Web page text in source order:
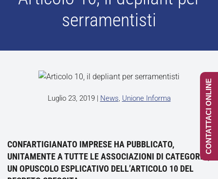
serramentisti
Luglio 23, 2019| News, Unione Informa
CONFARTIGIANATO IMPRESE HA PUBBLICATO,
UNITAMENTE A TUTTE LE ASSOCIAZIONI DI CATEGORIA,
UN OPUSCOLO ESPLICATIVO DELL’ARTICOLO 10 DEL
CONTATTACI ONLINE